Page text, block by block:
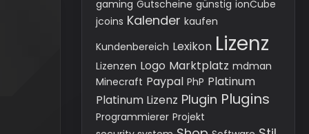
gaming Gutscheine günstig ionCube
jcoins Kalender kaufen
Kundenbereich Lexikon Lizenz
Lizenzen Logo Marktplatz mdman
Minecraft Paypal PhP Platinum
Platinum Lizenz Plugin Plugins
Programmierer Projekt